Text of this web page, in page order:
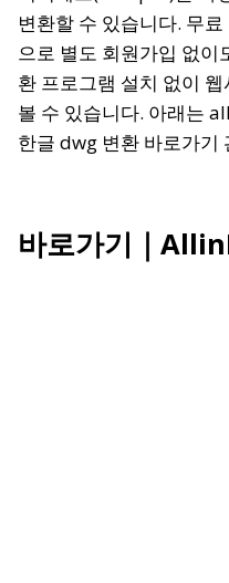
변환할 수 있습니다. 무
으로 별도 회원가입 없이
환 프로그램 설치 없이
볼 수 있습니다. 아래는
한글 dwg 변환 바로가기
바로가기｜